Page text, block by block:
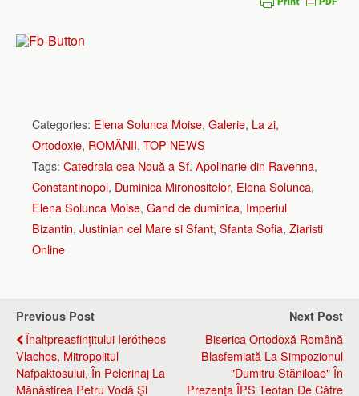
Categories: Elena Solunca Moise, Galerie, La zi,
Ortodoxie, ROMÂNII, TOP NEWS
Tags: Catedrala cea Nouă a Sf. Apolinarie din Ravenna,
Constantinopol, Duminica Mironositelor, Elena Solunca,
Elena Solunca Moise, Gand de duminica, Imperiul
Bizantin, Justinian cel Mare si Sfant, Sfanta Sofia, Ziaristi
Online
Previous Post
Înaltpreasfințitului Ierótheos
Vlachos, Mitropolitul
Nafpaktosului, În Pelerinaj La
Mănăstirea Petru Vodă Şi
Next Post
Biserica Ortodoxă Română
Blasfemiată La Simpozionul
"Dumitru Stăniloae" În
Prezenţa ÎPS Teofan De Către